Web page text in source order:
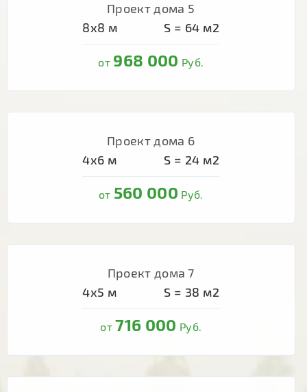
Проект дома 5
8х8 м S = 64 м2
от 968 000 Руб.
Проект дома 6
4х6 м S = 24 м2
от 560 000 Руб.
Проект дома 7
4х5 м S = 38 м2
от716 000 Руб.